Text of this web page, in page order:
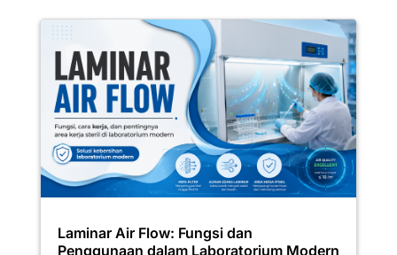
Laminar Air Flow: Fungsi dan
Penggunaan dalam Laboratorium Modern